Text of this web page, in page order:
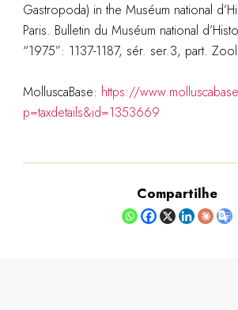
Gastropoda) in the Muséum national
Paris. Bulletin du Muséum national
“1975”: 1137-1187, sér. ser.3, part.
MolluscaBase: https://
p=taxdetails&id=1353669
Compartilhe